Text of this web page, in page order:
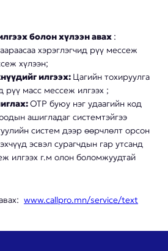
болон хүлээн авах :
хэрэглэгчид рүү мессеж
хүлээн;
илгээх: Цагийн тохируулга
рүү масс мессеж илгээх ;
OTP буюу нэг удаагийн код
ашигладаг системтэйгээ
систем дээр өөрчлөлт орсон
эсвэл сурагчдын гар утсанд
илгээх г.м олон боломжуудтай
www.callpro.mn/service/text